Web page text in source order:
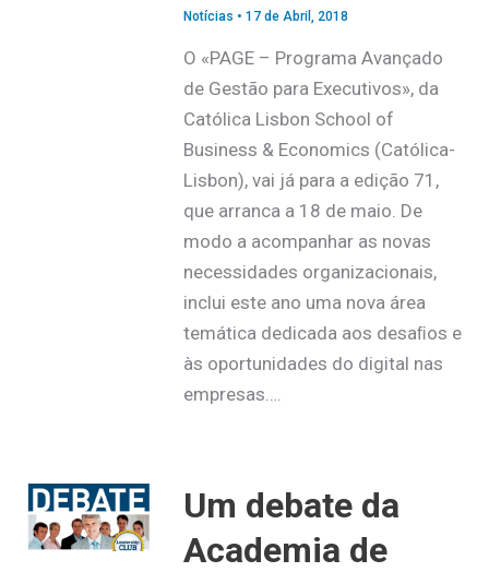
Notícias • 17 de Abril, 2018
O «PAGE – Programa Avançado
de Gestão para Executivos», da
Católica Lisbon School of
Business & Economics (Católica-
Lisbon), vai já para a edição 71,
que arranca a 18 de maio. De
modo a acompanhar as novas
necessidades organizacionais,
inclui este ano uma nova área
temática dedicada aos desaﬁos e
às oportunidades do digital nas
empresas….
Um debate da
Academia de